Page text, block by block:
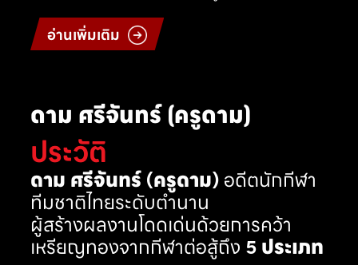
อ่านเพิ่มเติม
ดาม ศรีจันทร์ (ครูดาม)
ประวัติ
ดาม ศรีจันทร์ (ครูดาม)อดีตนักกีฬา
ทีมชาติไทยระดับตำนาน
ผู้สร้างผลงานโดดเด่นด้วยการคว้า
เหรียญทองจากกีฬาต่อสู้ถึง 5 ประเภท